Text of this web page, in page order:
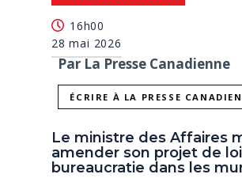
16h00
28 mai 2026
Par La Presse Canadienne
ÉCRIRE À LA PRESSE
Le ministre des Affaires
amender son projet de
bureaucratie dans les